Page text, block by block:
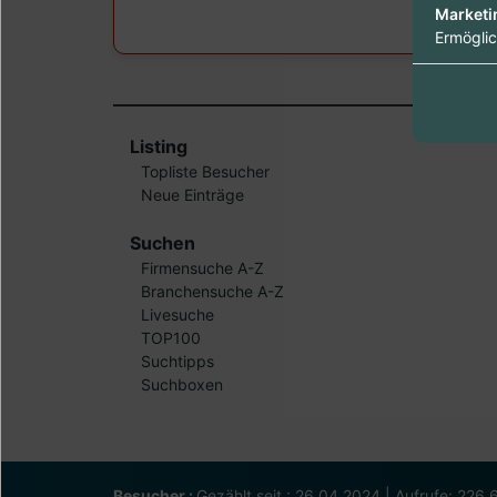
Listing
Topliste Besucher
Neue Einträge
Suchen
Firmensuche A-Z
Branchensuche A-Z
Livesuche
TOP100
Suchtipps
Suchboxen